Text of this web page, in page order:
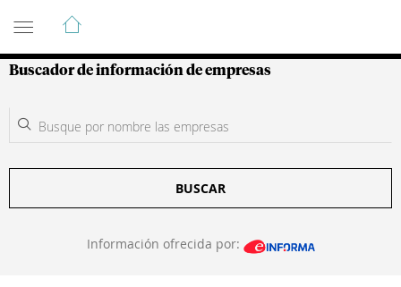
Guía de Empresas Colombianas
Buscador de información de empresas
BUSCAR
Información ofrecida por: